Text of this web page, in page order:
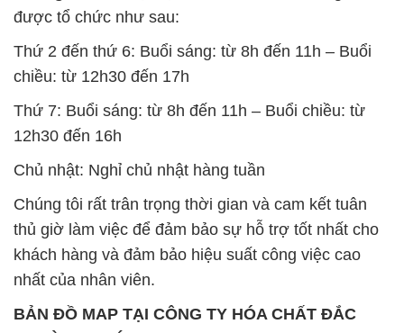
12h30 đến 16h
Chủ nhật: Nghỉ chủ nhật hàng tuần
thủ giờ làm việc để đảm bảo sự hỗ trợ tốt nhất cho
khách hàng và đảm bảo hiệu suất công việc cao
nhất của nhân viên.
BẢN ĐỒ MAP TẠI CÔNG TY HÓA CHẤT ĐẮC
TRƯỜNG PHÁT
ĐỊA CHỈ: 1229C Quốc lộ 1A, Phường Bình Trị
Đông B, Quận Bình Tân, Sài Gòn TP. Hồ Chí
Minh